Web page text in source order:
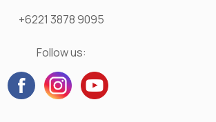
+6221 3878 9095
Follow us: